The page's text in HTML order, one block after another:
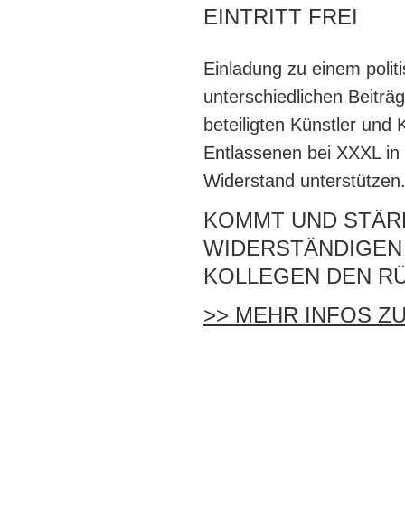
EINTRITT FREI
Einladung zu einem
unterschiedlichen
beteiligten Künstler und
Entlassenen bei XXXL
Widerstand unterstützen.
KOMMT UND
KOLLEGEN DEN
>> MEHR INFOS